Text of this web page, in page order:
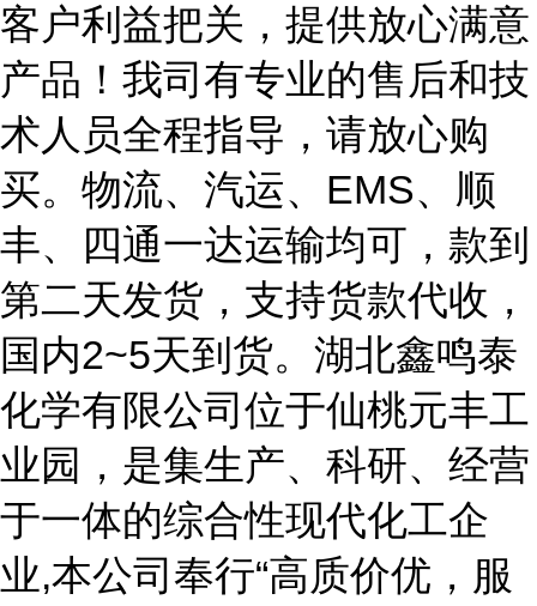
客户利益把关，提供放心满意
产品！我司有专业的售后和技
术人员全程指导，请放心购
买。物流、汽运、EMS、顺
丰、四通一达运输均可，款到
第二天发货，支持货款代收，
国内2~5天到货。湖北鑫鸣泰
化学有限公司位于仙桃元丰工
业园，是集生产、科研、经营
于一体的综合性现代化工企
业,本公司奉行“高质价优，服